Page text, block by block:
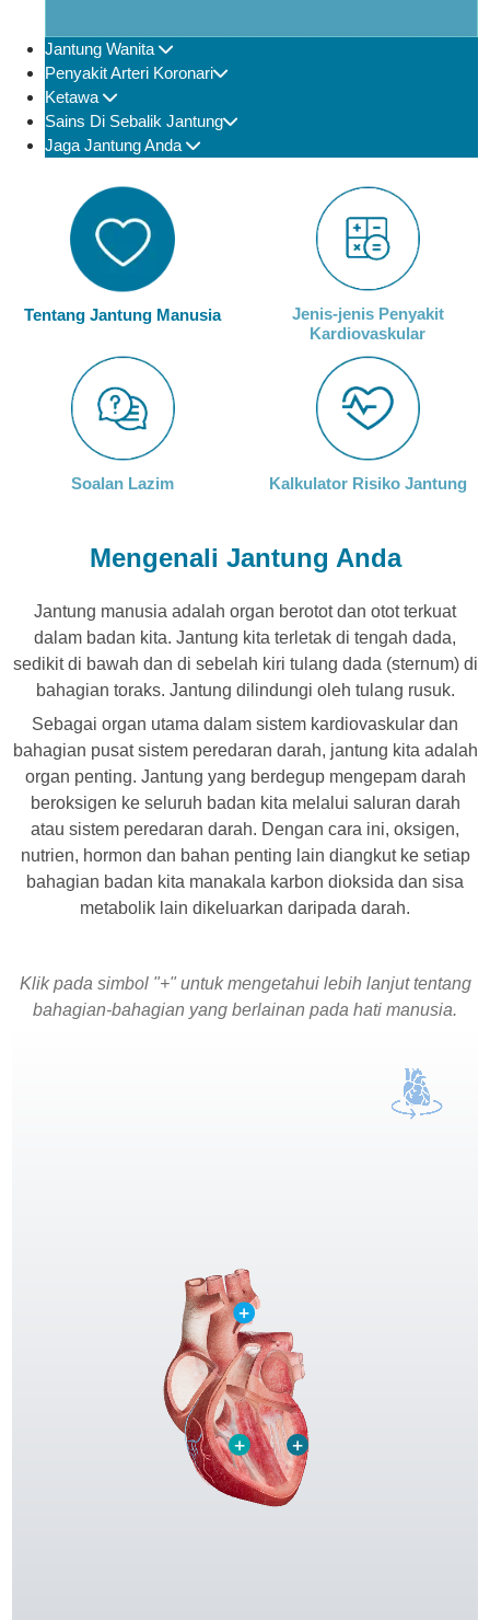
Jantung Wanita
Penyakit Arteri Koronari
Ketawa
Sains Di Sebalik Jantung
Jaga Jantung Anda
Tentang Jantung Manusia
Jenis-jenis Penyakit
Kardiovaskular
Soalan Lazim Kalkulator Risiko Jantung
Mengenali Jantung Anda
Jantung manusia adalah organ berotot dan otot terkuat
dalam badan kita. Jantung kita terletak di tengah dada,
sedikit di bawah dan di sebelah kiri tulang dada (sternum) di
bahagian toraks. Jantung dilindungi oleh tulang rusuk.
Sebagai organ utama dalam sistem kardiovaskular dan
bahagian pusat sistem peredaran darah, jantung kita adalah
organ penting. Jantung yang berdegup mengepam darah
beroksigen ke seluruh badan kita melalui saluran darah
atau sistem peredaran darah. Dengan cara ini, oksigen,
nutrien, hormon dan bahan penting lain diangkut ke setiap
bahagian badan kita manakala karbon dioksida dan sisa
metabolik lain dikeluarkan daripada darah.
Klik pada simbol "+" untuk mengetahui lebih lanjut tentang
bahagian-bahagian yang berlainan pada hati manusia.